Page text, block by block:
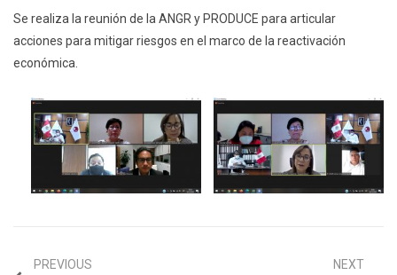
Se realiza la reunión de la ANGR y PRODUCE para articular
acciones para mitigar riesgos en el marco de la reactivación
económica.
PREVIOUS
NEXT